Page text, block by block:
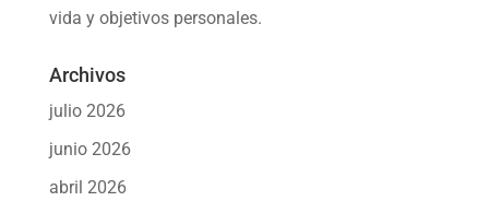
vida y objetivos personales.
Archivos
julio 2026
junio 2026
abril 2026